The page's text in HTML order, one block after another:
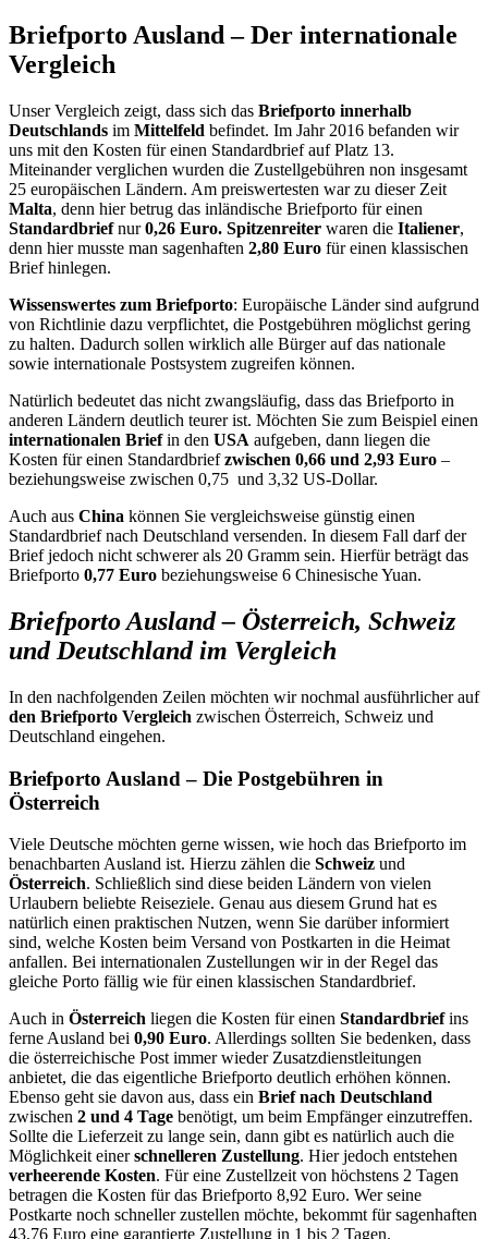
Briefporto Ausland – Der internationale
Vergleich
Unser Vergleich zeigt, dass sich das Briefporto innerhalb
Deutschlands im Mittelfeld befindet. Im Jahr 2016 befanden wir
uns mit den Kosten für einen Standardbrief auf Platz 13.
Miteinander verglichen wurden die Zustellgebühren non insgesamt
25 europäischen Ländern. Am preiswertesten war zu dieser Zeit
Malta, denn hier betrug das inländische Briefporto für einen
Standardbriefnur0,26 Euro. Spitzenreiter waren die Italiener,
denn hier musste man sagenhaften 2,80 Euro für einen klassischen
Brief hinlegen.
Wissenswertes zum Briefporto: Europäische Länder sind aufgrund
von Richtlinie dazu verpflichtet, die Postgebühren möglichst gering
zu halten. Dadurch sollen wirklich alle Bürger auf das nationale
sowie internationale Postsystem zugreifen können.
Natürlich bedeutet das nicht zwangsläufig, dass das Briefporto in
anderen Ländern deutlich teurer ist. Möchten Sie zum Beispiel einen
internationalen Briefin den USA aufgeben, dann liegen die
Kosten für einen Standardbriefzwischen 0,66 und 2,93 Euro –
beziehungsweise zwischen 0,75 und 3,32 US-Dollar.
Auch aus China können Sie vergleichsweise günstig einen
Standardbrief nach Deutschland versenden. In diesem Fall darf der
Brief jedoch nicht schwerer als 20 Gramm sein. Hierfür beträgt das
Briefporto 0,77 Euro beziehungsweise 6 Chinesische Yuan.
Briefporto Ausland – Österreich, Schweiz
und Deutschland im Vergleich
In den nachfolgenden Zeilen möchten wir nochmal ausführlicher auf
den Briefporto Vergleich zwischen Österreich, Schweiz und
Deutschland eingehen.
Briefporto Ausland – Die Postgebühren in
Österreich
Viele Deutsche möchten gerne wissen, wie hoch das Briefporto im
benachbarten Ausland ist. Hierzu zählen die Schweiz und
Österreich. Schließlich sind diese beiden Ländern von vielen
Urlaubern beliebte Reiseziele. Genau aus diesem Grund hat es
natürlich einen praktischen Nutzen, wenn Sie darüber informiert
sind, welche Kosten beim Versand von Postkarten in die Heimat
anfallen. Bei internationalen Zustellungen wir in der Regel das
gleiche Porto fällig wie für einen klassischen Standardbrief.
Auch in Österreich liegen die Kosten für einen Standardbriefins
ferne Ausland bei 0,90 Euro. Allerdings sollten Sie bedenken, dass
die österreichische Post immer wieder Zusatzdienstleitungen
anbietet, die das eigentliche Briefporto deutlich erhöhen können.
Ebenso geht sie davon aus, dass ein Brief nach Deutschland
zwischen 2 und 4 Tage benötigt, um beim Empfänger einzutreffen.
Sollte die Lieferzeit zu lange sein, dann gibt es natürlich auch die
Möglichkeit einerschnelleren Zustellung. Hier jedoch entstehen
verheerende Kosten. Für eine Zustellzeit von höchstens 2 Tagen
betragen die Kosten für das Briefporto 8,92 Euro. Wer seine
Postkarte noch schneller zustellen möchte, bekommt für sagenhaften
43,76 Euro eine garantierte Zustellung in 1 bis 2 Tagen.